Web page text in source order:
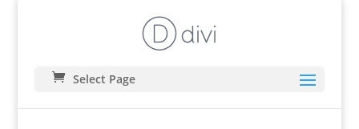
Select Page